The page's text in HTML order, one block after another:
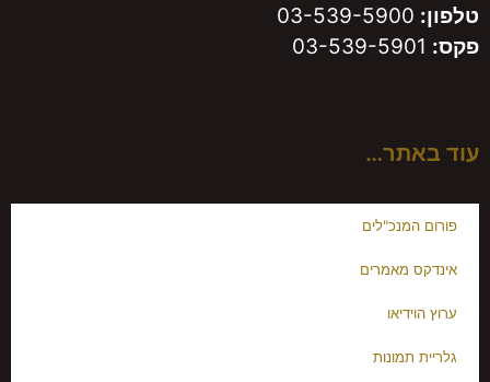
טלפון: 03-539-5900
פקס:
עוד באתר…
פורום המנכ"לים
אינדקס מאמרים
ערוץ הוידיאו
גלריית תמונות